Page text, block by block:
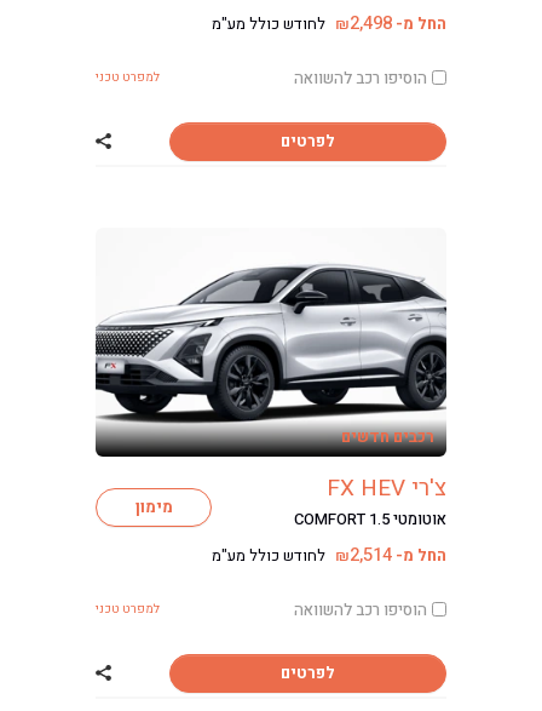
החל מ- ₪2,498 לחודש כולל מע"מ
הוסיפו רכב להשוואה למפרט טכני
לפרטים שתף רכב צ'רי FX EV
רכבים חדשים
צ'רי FX HEV
אוטומטי COMFORT 1.5 מימון
החל מ- ₪2,514 לחודש כולל מע"מ
הוסיפו רכב להשוואה למפרט טכני
לפרטים שתף רכב צ'רי FX HEV